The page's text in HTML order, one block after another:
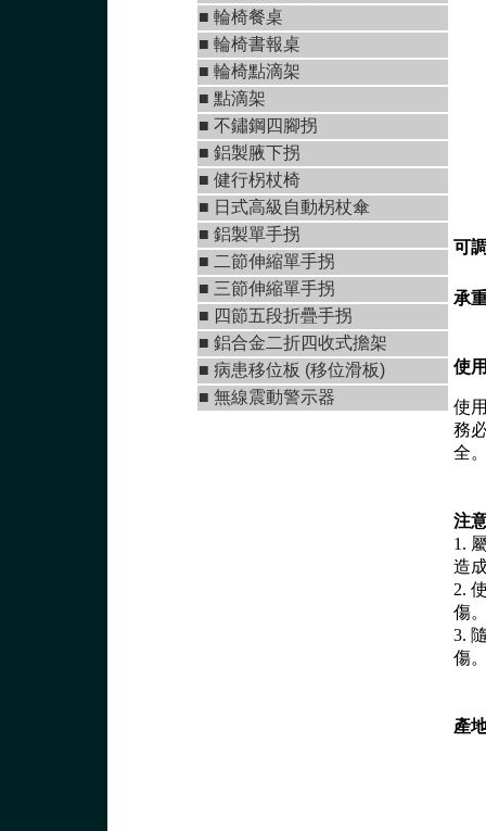
■ 輪椅餐桌
■ 輪椅書報桌
■ 輪椅點滴架
■ 點滴架
■ 不鏽鋼四腳拐
■ 鋁製腋下拐
■ 健行柺杖椅
■ 日式高級自動柺杖傘
■ 鋁製單手拐
■ 二節伸縮單手拐
■ 三節伸縮單手拐
■ 四節五段折疊手拐
■ 鋁合金二折四收式擔架
■ 病患移位板 (移位滑板)
■ 無線震動警示器
可
承
使
使
務
全
注
1.
造
2.
傷
3.
傷
產